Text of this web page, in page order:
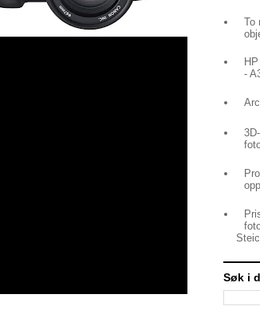
To
-
Søk i